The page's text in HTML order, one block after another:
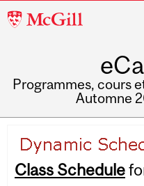
McGill
Programmes, cours
Automne
navigation
Class Schedule